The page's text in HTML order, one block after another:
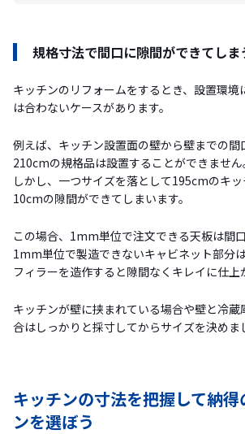
規格寸法で間口に隙間ができてしま
キッチンのリフォームをするとき、設置環境
は合わないケースがあります。
例えば、キッチン設置面の壁から壁までの間
210cmの規格品は設置することができません
しかし、一つサイズを落として195cmのキ
10cmの隙間ができてしまいます。
この場合、1mm単位で注文できる天板は間
1mm単位で製造できないキャビネット部分
フィラーを造作すると隙間なくキレイに仕上
キッチンが壁に挟まれている場合や壁と冷蔵
合はしっかりと採寸してからサイズを決めま
キッチンの寸法を把握して納
ンを選ぼう